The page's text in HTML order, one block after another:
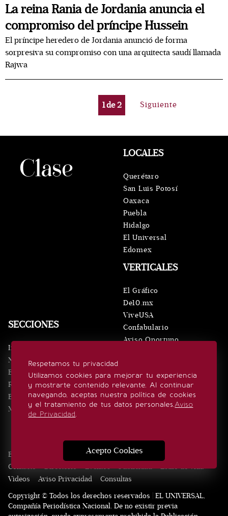
La reina Rania de Jordania anuncia el
compromiso del príncipe Hussein
El príncipe heredero de Jordania anunció de forma
sorpresiva su compromiso con una arquitecta saudí llamada
Rajwa
1de2 Siguiente
Respetamos tu privacidad
Utilizamos cookies para mejorar tu experiencia
y mostrarte contenido relevante. Al continuar
navegando, aceptas nuestra política de cookies
y el tratamiento de tus datos personales.Aviso
de Privacidad.
Acepto Cookies
SECCIONES
Inicio
Noticias
Eventos
Realeza
Estilo de vida
Minuto x Minuto
VERTICALES
El Gráfico
De10.mx
ViveUSA
Confabulario
Aviso Oportuno
LOCALES
Querétaro
San Luis Potosí
Oaxaca
Puebla
Hidalgo
El Universal
Edomex
SÍGUENOS
Edición Impresa Noticias Quiénes somos
Contacto
Directorio Eventos Publicidad
Estilo de vida
Videos
Aviso Privacidad
Consultas
Copyright © Todos los derechos reservados | EL UNIVERSAL,
Compañía Periodística Nacional. De no existir previa